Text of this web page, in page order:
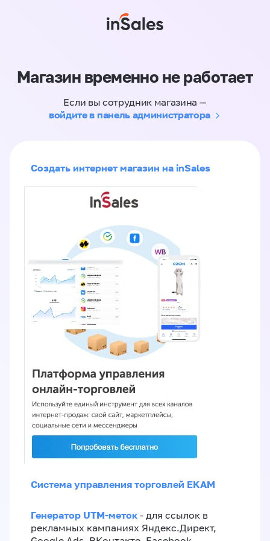
Магазин временно не работает
Если вы сотрудник магазина —
войдите в панель администратора
Создать интернет магазин на inSales
Система управления торговлей EKAM
Генератор UTM-меток - для ссылок в
рекламных кампаниях Яндекс.Директ,